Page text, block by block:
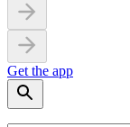
Get the app